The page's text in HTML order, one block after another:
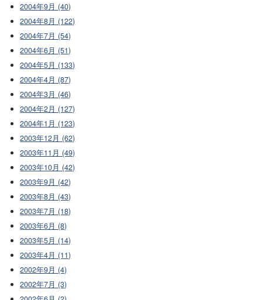
2004年9月 (40)
2004年8月 (122)
2004年7月 (54)
2004年6月 (51)
2004年5月 (133)
2004年4月 (87)
2004年3月 (46)
2004年2月 (127)
2004年1月 (123)
2003年12月 (62)
2003年11月 (49)
2003年10月 (42)
2003年9月 (42)
2003年8月 (43)
2003年7月 (18)
2003年6月 (8)
2003年5月 (14)
2003年4月 (11)
2002年9月 (4)
2002年7月 (3)